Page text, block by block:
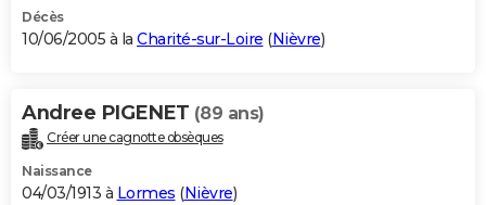
Décès
10/06/2005 à la Charité-sur-Loire (Nièvre)
Andree PIGENET (89 ans)
Créer une cagnotte obsèques
Naissance
04/03/1913 à Lormes (Nièvre)